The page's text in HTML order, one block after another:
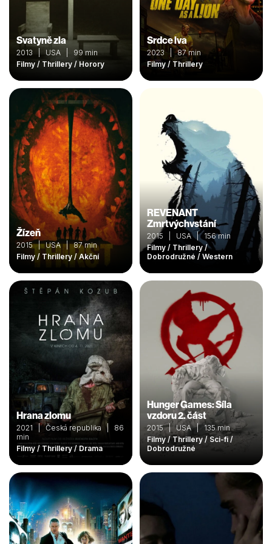
Svatyně zla
2013 | USA | 99 min
Filmy / Thrillery / Horory
Srdce lva
2023 | 87 min
Filmy / Thrillery
Žízeň
2015 | USA | 87 min
Filmy / Thrillery / Akční
REVENANT
Zmrtvýchvstání
2015 | USA | 156 min
Filmy / Thrillery /
Dobrodružné / Western
Hrana zlomu
2021 | Česká republika | 86
min
Filmy / Thrillery / Drama
Hunger Games: Síla
vzdoru 2. část
2015 | USA | 135 min
Filmy / Thrillery / Sci-fi /
Dobrodružné